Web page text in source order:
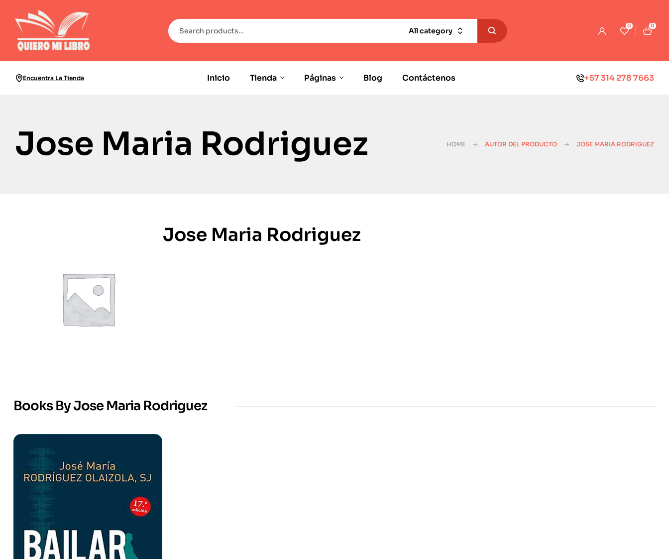
All category
0 0
Encuentra La Tienda Inicio Tienda Páginas Blog Contáctenos +57 314 278 7663
Jose Maria Rodriguez HOME AUTOR DEL PRODUCTO JOSE MARIA RODRIGUEZ
Jose Maria Rodriguez
Books By Jose Maria Rodriguez